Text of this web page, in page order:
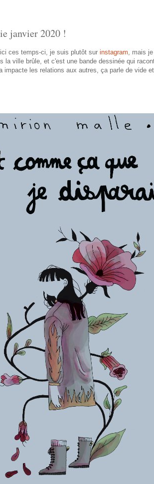
janvier 2020 !
ces temps-ci, je suis plutôt sur instagram, mais
la ville brûle, et c'est une bande dessinée qui
impacte les relations aux autres, ça parle de vide